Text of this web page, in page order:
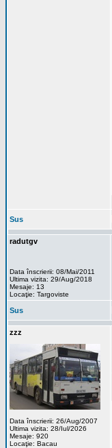
Sus
radutgv
Data înscrierii: 08/Mai/2011
Ultima vizita: 29/Aug/2018
Mesaje: 13
Locaţie: Targoviste
Sus
zzz
Data înscrierii: 26/Aug/2007
Ultima vizita: 28/Iul/2026
Mesaje: 920
Locaţie: Bacau